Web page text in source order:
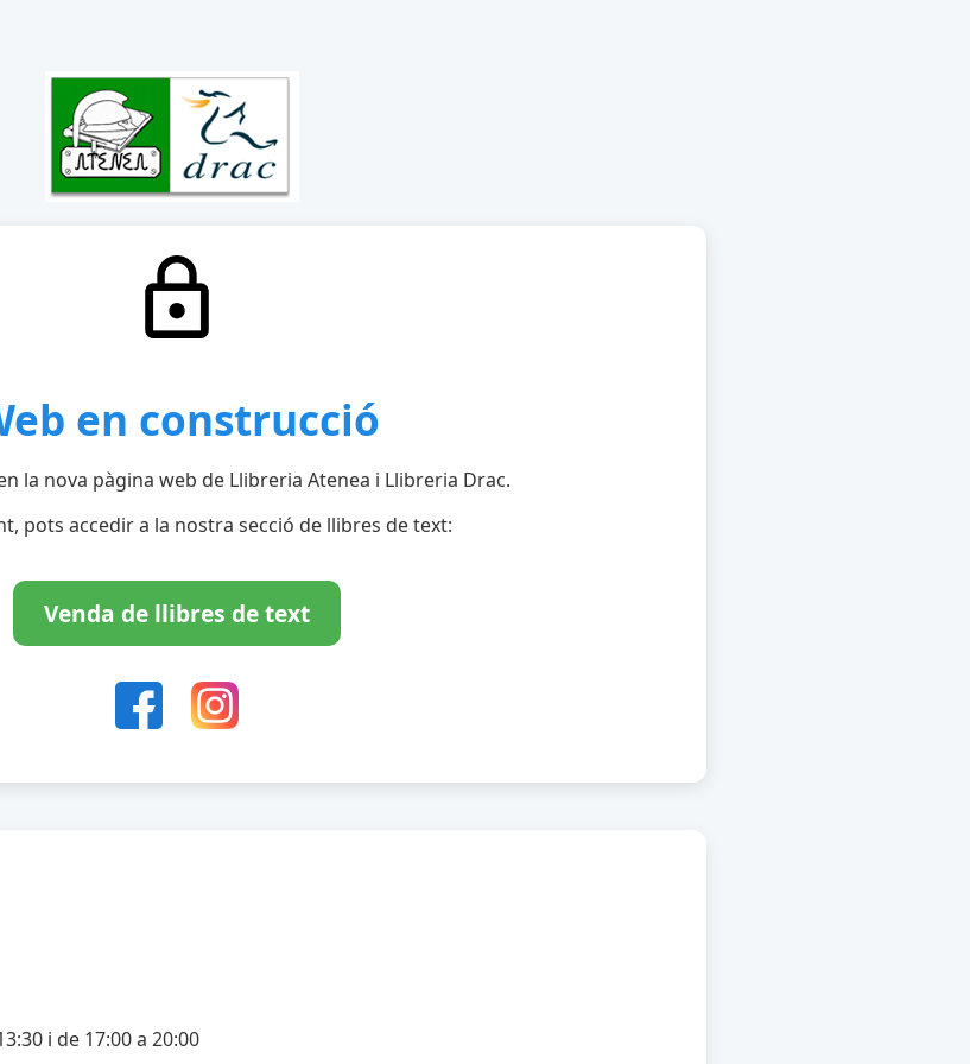
en construcció
la nova pàgina web de Llibreria Atenea i Llibreria Drac.
pots accedir a la nostra secció de llibres de text:
Venda de llibres de text
i de 17:00 a 20:00